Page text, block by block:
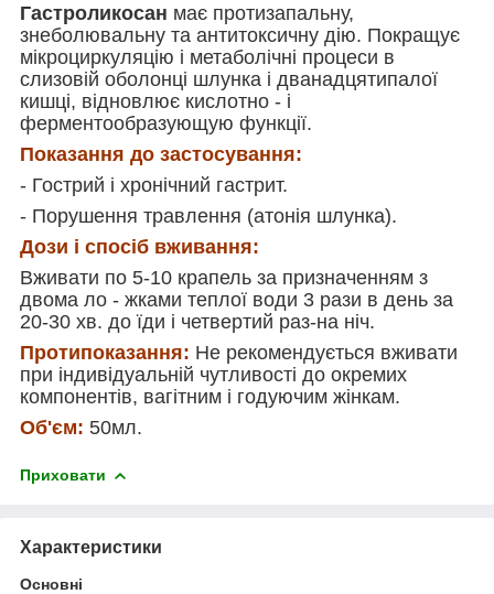
Гастроликосан має протизапальну,
знеболювальну та антитоксичну дію. Покращує
мікроциркуляцію і метаболічні процеси в
слизовій оболонці шлунка і дванадцятипалої
кишці, відновлює кислотно - і
ферментообразующую функції.
Показання до застосування:
- Гострий і хронічний гастрит.
- Порушення травлення (атонія шлунка).
Дози і спосіб вживання:
Вживати по 5-10 крапель за призначенням з
двома ло - жками теплої води 3 рази в день за
20-30 хв. до їди і четвертий раз-на ніч.
Протипоказання: Не рекомендується вживати
при індивідуальній чутливості до окремих
компонентів, вагітним і годуючим жінкам.
Об'єм: 50мл.
Приховати
Характеристики
Основні